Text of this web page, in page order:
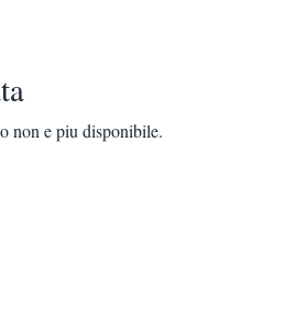
non e piu disponibile.